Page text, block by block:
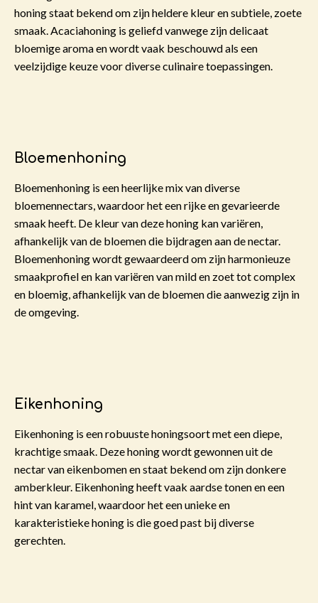
honing staat bekend om zijn heldere kleur en subtiele, zoete
smaak. Acaciahoning is geliefd vanwege zijn delicaat
bloemige aroma en wordt vaak beschouwd als een
veelzijdige keuze voor diverse culinaire toepassingen.
Bloemenhoning
Bloemenhoning is een heerlijke mix van diverse
bloemennectars, waardoor het een rijke en gevarieerde
smaak heeft. De kleur van deze honing kan variëren,
afhankelijk van de bloemen die bijdragen aan de nectar.
Bloemenhoning wordt gewaardeerd om zijn harmonieuze
smaakprofiel en kan variëren van mild en zoet tot complex
en bloemig, afhankelijk van de bloemen die aanwezig zijn in
de omgeving.
Eikenhoning
Eikenhoning is een robuuste honingsoort met een diepe,
krachtige smaak. Deze honing wordt gewonnen uit de
nectar van eikenbomen en staat bekend om zijn donkere
amberkleur. Eikenhoning heeft vaak aardse tonen en een
hint van karamel, waardoor het een unieke en
karakteristieke honing is die goed past bij diverse
gerechten.